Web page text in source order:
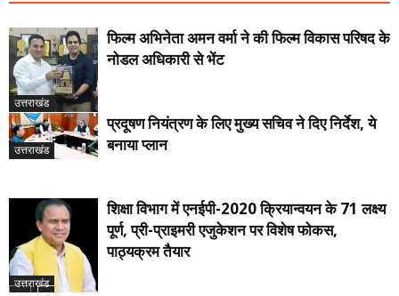
उत्तराखंड
फिल्म अभिनेता अमन वर्मा ने की फिल्म विकास परिषद के
नोडल अधिकारी से भेंट
उत्तराखंड
प्रदूषण नियंत्रण के लिए मुख्य सचिव ने दिए निर्देश, ये
बनाया प्लान
उत्तराखंड
शिक्षा विभाग में एनईपी-2020 क्रियान्वयन के 71 लक्ष्य
पूर्ण, प्री-प्राइमरी एजुकेशन पर विशेष फोकस,
पाठ्यक्रम तैयार